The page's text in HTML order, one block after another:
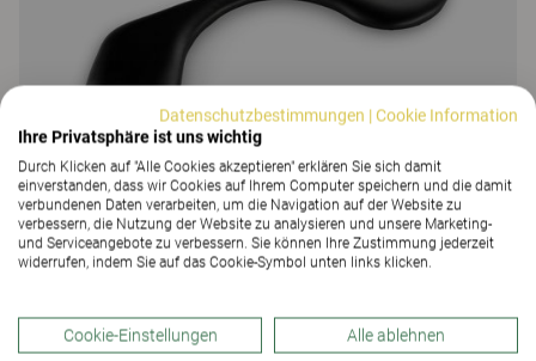
Armlehne
Datenschutzbestimmungen |Cookie Information
Ihre Privatsphäre ist uns wichtig
Durch Klicken auf "Alle Cookies akzeptieren" erklären Sie sich damit
einverstanden, dass wir Cookies auf Ihrem Computer speichern und die damit
verbundenen Daten verarbeiten, um die Navigation auf der Website zu
verbessern, die Nutzung der Website zu analysieren und unsere Marketing-
und Serviceangebote zu verbessern. Sie können Ihre Zustimmung jederzeit
widerrufen, indem Sie auf das Cookie-Symbol unten links klicken.
Cookie-Einstellungen Alle ablehnen